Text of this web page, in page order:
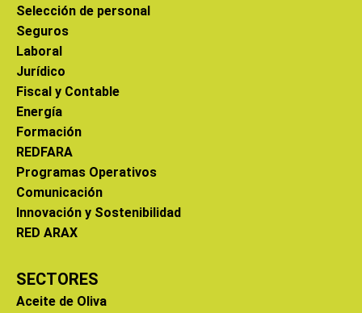
Selección de personal
Seguros
Laboral
Jurídico
Fiscal y Contable
Energía
Formación
REDFARA
Programas Operativos
Comunicación
Innovación y Sostenibilidad
RED ARAX
SECTORES
Aceite de Oliva